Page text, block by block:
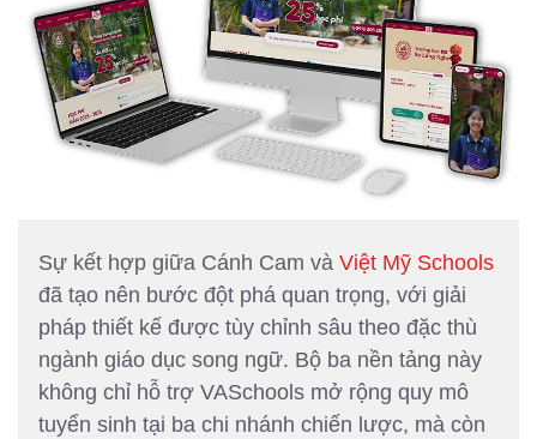
Sự kết hợp giữa Cánh Cam và Việt Mỹ Schools
đã tạo nên bước đột phá quan trọng, với giải
pháp thiết kế được tùy chỉnh sâu theo đặc thù
ngành giáo dục song ngữ. Bộ ba nền tảng này
không chỉ hỗ trợ VASchools mở rộng quy mô
tuyển sinh tại ba chi nhánh chiến lược, mà còn